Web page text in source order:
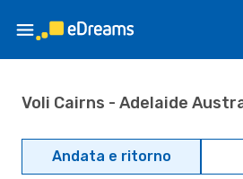
Voli Cairns - Adelaide
Andata e ritorno